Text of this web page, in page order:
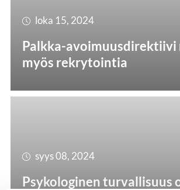
loka 15, 2024
Palkka-avoimuusdirektiivi
myös rekrytointia
syys 08, 2024
Psykologinen turvallisuus